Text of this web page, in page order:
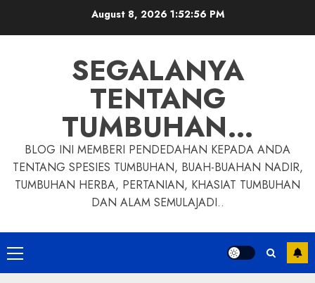
August 8, 20261:52:57 PM
SEGALANYA
TENTANG
TUMBUHAN…
BLOG INI MEMBERI PENDEDAHAN KEPADA ANDA
TENTANG SPESIES TUMBUHAN, BUAH-BUAHAN NADIR,
TUMBUHAN HERBA, PERTANIAN, KHASIAT TUMBUHAN
DAN ALAM SEMULAJADI..
Primary
Menu